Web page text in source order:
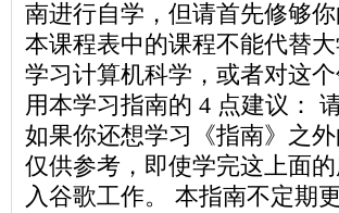
南进行自学，但请首先修够
本课程表中的课程不能代替
学习计算机科学，或者对这
用本学习指南的 4 点建议：
如果你还想学习《指南》之
仅供参考，即使学完这上面
入谷歌工作。 本指南不定期